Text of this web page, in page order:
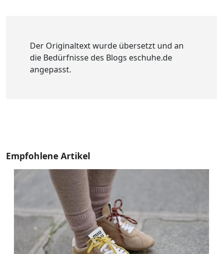
Der Originaltext wurde übersetzt und an
die Bedürfnisse des Blogs eschuhe.de
angepasst.
Empfohlene Artikel